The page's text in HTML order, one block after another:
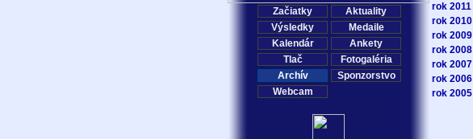
Začiatky
Aktuality
Výsledky
Medaile
Kalendár
Ankety
Tlač
Fotogaléria
Archív
Sponzorstvo
Webcam
rok 2011
rok 2010
rok 2009
rok 2008
rok 2007
rok 2006
rok 2005